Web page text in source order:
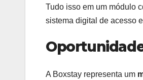
Tudo isso em um módulo
sistema digital de acesso
A Boxstay representa um